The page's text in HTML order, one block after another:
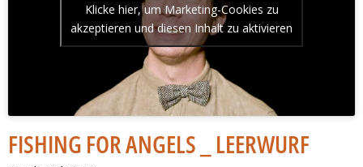
Klicke hier, um Marketing-Cookies zu
akzeptieren und diesen Inhalt zu aktivieren
FISHING FOR ANGELS _ LEERWURF